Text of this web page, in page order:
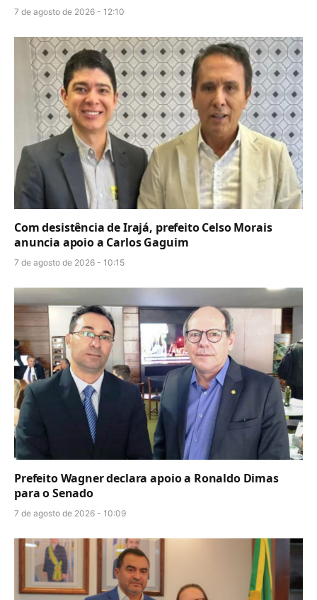
7 de agosto de 2026 - 12:10
Com desistência de Irajá, prefeito Celso Morais
anuncia apoio a Carlos Gaguim
7 de agosto de 2026 - 10:15
Prefeito Wagner declara apoio a Ronaldo Dimas
para o Senado
7 de agosto de 2026 - 10:09